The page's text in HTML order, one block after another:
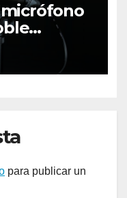
para publicar un